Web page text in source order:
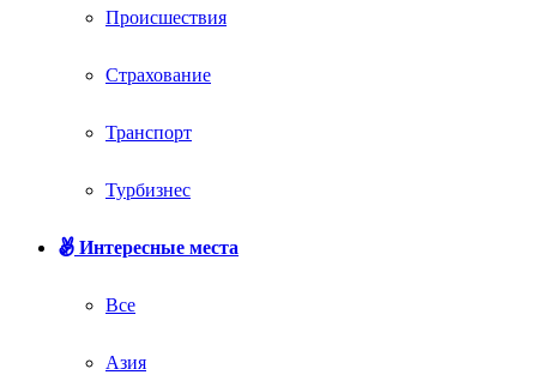
Происшествия
Страхование
Транспорт
Турбизнес
Интересные места
Все
Азия